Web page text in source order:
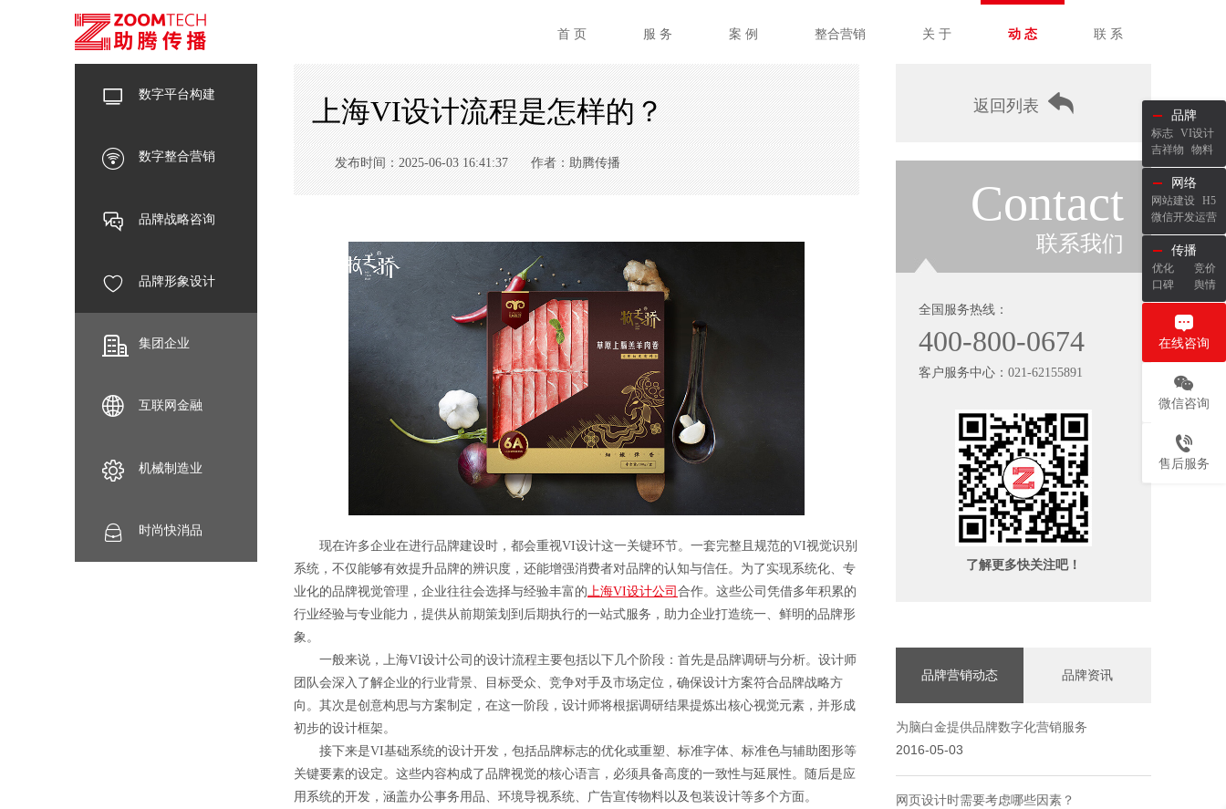
首 页 服 务 案 例 整合营销 关 于 动 态 联 系
数字平台构建
数字整合营销
品牌战略咨询
品牌形象设计
集团企业
互联网金融
机械制造业
时尚快消品
上海VI设计流程是怎样的？
发布时间：2025-06-03 16:41:37 作者：助腾传播
现在许多企业在进行品牌建设时，都会重视VI设计这一关键环节。一套完整且规范的VI视觉识别
系统，不仅能够有效提升品牌的辨识度，还能增强消费者对品牌的认知与信任。为了实现系统化、专
业化的品牌视觉管理，企业往往会选择与经验丰富的上海VI设计公司 合作。这些公司凭借多年积累的
行业经验与专业能力，提供从前期策划到后期执行的一站式服务，助力企业打造统一、鲜明的品牌形
象。
一般来说，上海VI设计公司的设计流程主要包括以下几个阶段：首先是品牌调研与分析。设计师
团队会深入了解企业的行业背景、目标受众、竞争对手及市场定位，确保设计方案符合品牌战略方
向。其次是创意构思与方案制定，在这一阶段，设计师将根据调研结果提炼出核心视觉元素，并形成
初步的设计框架。
接下来是VI基础系统的设计开发，包括品牌标志的优化或重塑、标准字体、标准色与辅助图形等
关键要素的设定。这些内容构成了品牌视觉的核心语言，必须具备高度的一致性与延展性。随后是应
用系统的开发，涵盖办公事务用品、环境导视系统、广告宣传物料以及包装设计等多个方面。
返回列表
Contact
联系我们
全国服务热线：
400-800-0674
客户服务中心： 021-62155891
了解更多快关注吧！
品牌营销动态 品牌资讯
为脑白金提供品牌数字化营销服务
2016-05-03
网页设计时需要考虑哪些因素？
品牌
标志 VI设计
吉祥物
物料
网络
网站建设 H5
微信开发运营
传播
优化
竞价
口碑
舆情
在线咨询
微信咨询
售后服务